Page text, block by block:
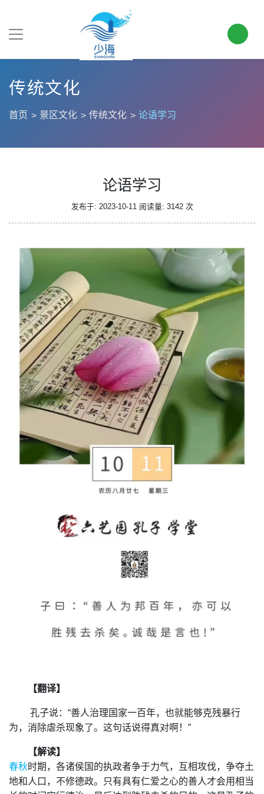
传统文化
首页 景区文化 传统文化 论语学习
论语学习
发布于: 2023-10-11 阅读量: 3142 次
【翻译】
孔子说：“善人治理国家一百年，也就能够克残暴行
为，消除虐杀现象了。这句话说得真对啊！”
【解读】
春秋时期，各诸侯国的执政者争于力气，互相攻伐，争夺土
地和人口，不修德政。只有具有仁爱之心的善人才会用相当